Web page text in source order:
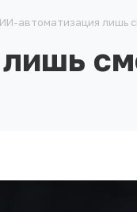
ИИ-автоматизация лишь